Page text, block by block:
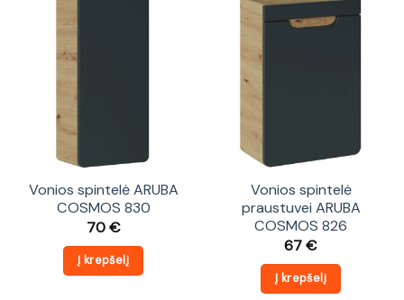
Vonios spintelė ARUBA
COSMOS 830
70€
Į krepšelį
Vonios spintelė
praustuvei ARUBA
COSMOS 826
67€
Į krepšelį